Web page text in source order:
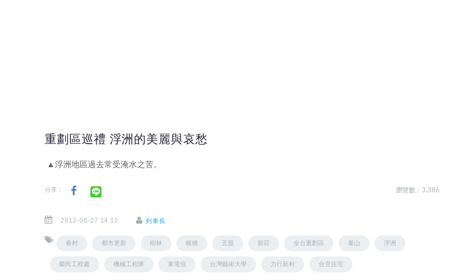
重劃區巡禮 浮洲的美麗與哀愁
▲浮洲地區過去常受淹水之苦。
分享： 瀏覽數 : 3,386
2012-06-27 14:12 列車長
眷村 都市更新 樹林 板橋 五股 新莊 全台重劃區 泰山 浮洲
榮民工程處 機械工程隊 東電信 台灣藝術大學 力行新村 合宜住宅